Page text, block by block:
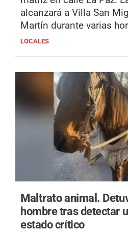
alcanzará a Villa San
Martín durante varias
LOCALES
Maltrato animal.
hombre tras detectar
estado crítico